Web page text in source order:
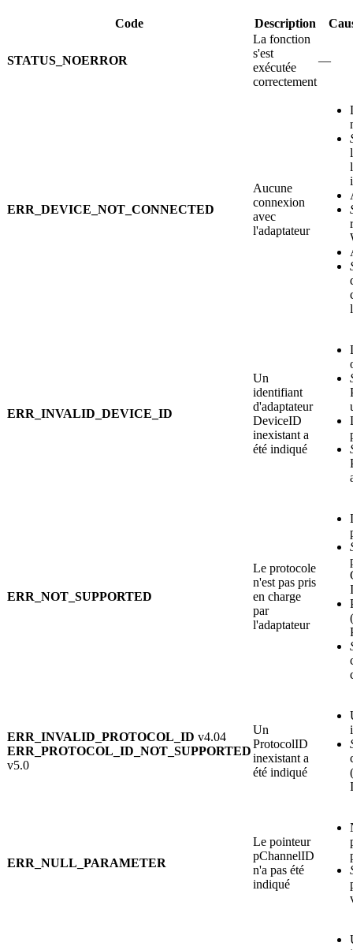
Code Description
STATUS_NOERROR
La fonction
s'est
exécutée
correctement
—
ERR_DEVICE_NOT_CONNECTED
Aucune
connexion
avec
l'adaptateur
ERR_INVALID_DEVICE_ID
Un
identifiant
d'adaptateur
DeviceID
inexistant a
été indiqué
ERR_NOT_SUPPORTED
Le protocole
n'est pas pris
en charge
par
l'adaptateur
ERR_INVALID_PROTOCOL_ID v4.04
ERR_PROTOCOL_ID_NOT_SUPPORTED
v5.0
Un
ProtocolID
inexistant a
été indiqué
ERR_NULL_PARAMETER
Le pointeur
pChannelID
n'a pas été
indiqué